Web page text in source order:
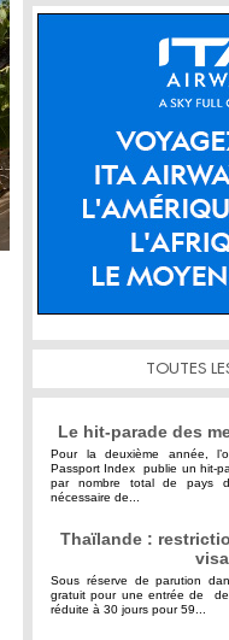
TOUTES
Le hit-parade des
Pour la deuxième année,
Passport Index publie un hit-
par nombre total de pays
nécessaire de...
Thaïlande :
visa
Sous réserve de parution
gratuit pour une entrée de
réduite à 30 jours pour 59...